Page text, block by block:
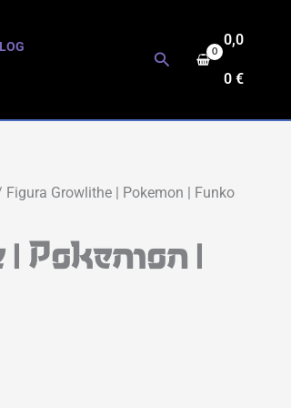
Buscar
0,0
0€
Figura Growlithe | Pokemon | Funko
Pokemon |